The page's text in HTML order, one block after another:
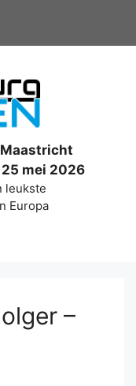
Maastricht
mei 2026
leukste
Europa
–